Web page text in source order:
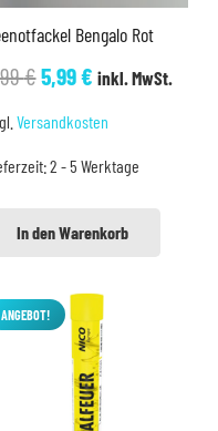
Bengalo Rot
€Ursprünglicher
9,99 €
5,99€Aktueller
5,99 €.
inkl. MwSt.
Versandkosten
2 - 5 Werktage
In den Warenkorb
ANGEBOT!